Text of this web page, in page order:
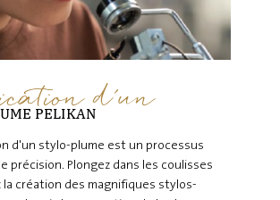
d'un
PELIKAN
d'un stylo-plume est un processus
précision. Plongez dans les coulisses
la création des magnifiques stylos-